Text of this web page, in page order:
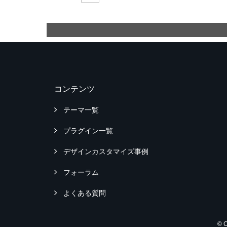
コンテンツ
テーマ一覧
プラグイン一覧
デザインカスタマイズ事例
フォーラム
よくある質問
©